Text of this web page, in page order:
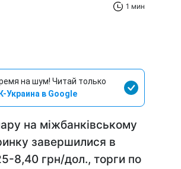
1 мин
на шум! Читай только
Украина в Google
на міжбанківському
завершилися в
8,40 грн/дол., торги по